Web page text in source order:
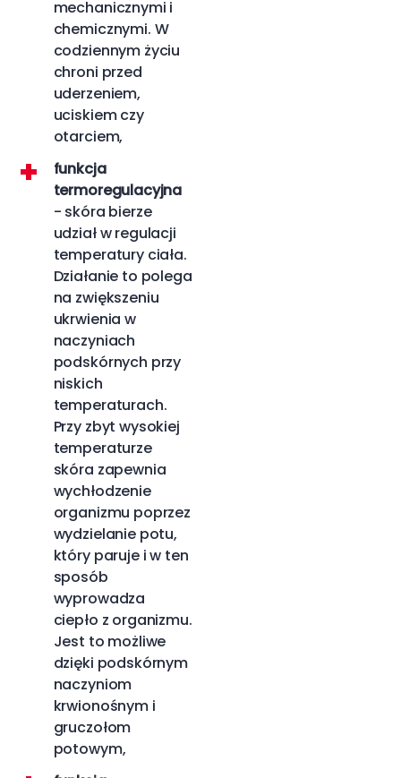
mechanicznymi i
chemicznymi. W
codziennym życiu
chroni przed
uderzeniem,
uciskiem czy
otarciem,
funkcja
termoregulacyjna
- skóra bierze
udział w regulacji
temperatury ciała.
Działanie to polega
na zwiększeniu
ukrwienia w
naczyniach
podskórnych przy
niskich
temperaturach.
Przy zbyt wysokiej
temperaturze
skóra zapewnia
wychłodzenie
organizmu poprzez
wydzielanie potu,
który paruje i w ten
sposób
wyprowadza
ciepło z organizmu.
Jest to możliwe
dzięki podskórnym
naczyniom
krwionośnym i
gruczołom
potowym,